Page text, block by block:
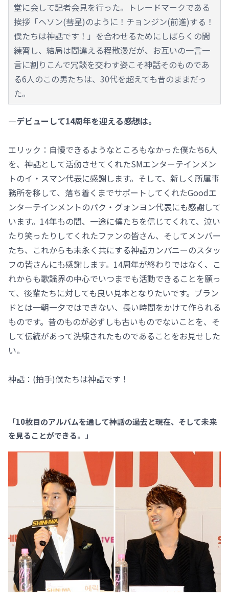
堂に会して記者会見を行った。トレードマークである
挨拶「ヘソン(彗星)のように！チョンジン(前進)する！
僕たちは神話です！」を合わせるためにしばらくの間
練習し、結局は間違える程散漫だが、お互いの一言一
言に割りこんで冗談を交わす姿こそ神話そのものであ
る6人のこの男たちは、30代を超えても昔のままだっ
た。
―デビューして14周年を迎える感想は。
エリック：自慢できるようなところもなかった僕たち6人
を、神話として活動させてくれたSMエンターテインメン
トのイ・スマン代表に感謝します。そして、新しく所属事
務所を移して、落ち着くまでサポートしてくれたGoodエ
ンターテインメントのパク・グォンヨン代表にも感謝して
います。14年もの間、一途に僕たちを信じてくれて、泣い
たり笑ったりしてくれたファンの皆さん、そしてメンバー
たち、これからも末永く共にする神話カンパニーのスタッ
フの皆さんにも感謝します。14周年が終わりではなく、こ
れからも歌謡界の中心でいつまでも活動できることを願っ
て、後輩たちに対しても良い見本となりたいです。ブラン
ドとは一朝一夕ではできない、長い時間をかけて作られる
ものです。昔のものが必ずしも古いものでないことを、そ
して伝統があって洗練されたものであることをお見せした
い。
神話：(拍手)僕たちは神話です！
「10枚目のアルバムを通して神話の過去と現在、そして未来
を見ることができる。」